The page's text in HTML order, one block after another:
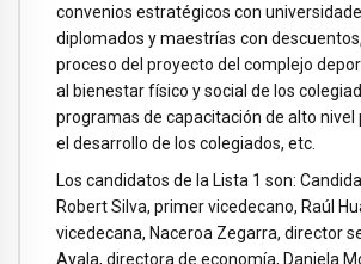
convenios estratégicos con
diplomados y maestrías con
proceso del proyecto del complejo
al bienestar físico y social de los
programas de capacitación de alto
el desarrollo de los colegiados, etc.
Los candidatos de la Lista 1 son:
Robert Silva, primer vicedecano, Raúl
vicedecana, Naceroa Zegarra, director
Ayala, directora de economía, Daniela